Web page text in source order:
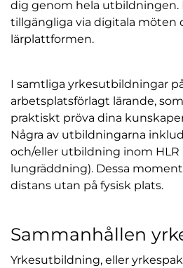
dig genom hela utbildningen.
tillgängliga via digitala möten
lärplattformen.
I samtliga yrkesutbildningar
arbetsplatsförlagt lärande,
praktiskt pröva dina
Några av utbildningarna
och/eller utbildning inom HLR
lungräddning). Dessa
distans utan på fysisk plats.
Sammanhållen
Yrkesutbildning, eller